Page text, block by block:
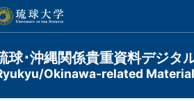
球･沖縄関係貴重資料デジタ
Okinawa-related
Main
navigation